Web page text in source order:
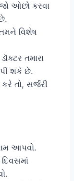
ઓછો કરવા
તમને વિશેષ
તમારા
શકે છે.
તો, સર્જરી
આપવો.
દિવસમાં